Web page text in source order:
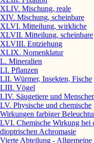
XLIV. Mischung, reale
XIV. Mischung, scheinbare
XLVI. Mitteilung, wirkliche
XLVII. Mitteilung, scheinbare
XLVIII. Entziehung
XLIX. Nomenklatur
L. Mineralien
LI. Pflanzen
LII. Würmer, Insekten, Fische
LIII. Vögel
LIV. Säugetiere und
LV. Physische und chemische
Wirkungen farbiger
LVI. Chemische Wirkung bei
dioptrischen Achromasie
Vierte Abteilung - Allgemeine